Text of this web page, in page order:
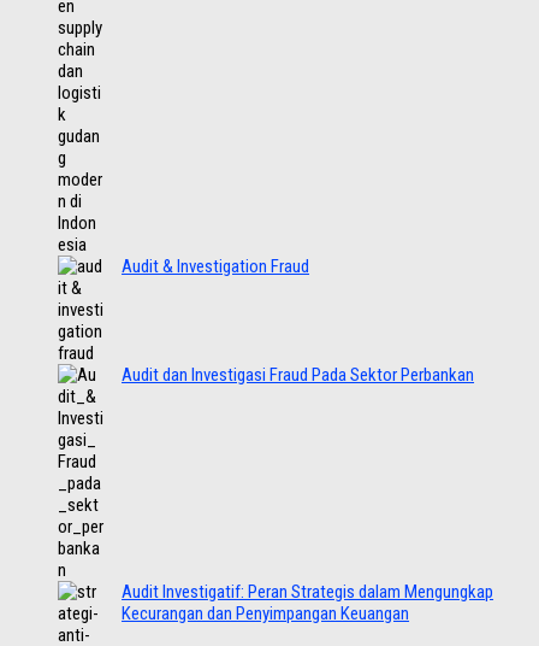
Audit & Investigation Fraud
Audit dan Investigasi Fraud Pada Sektor Perbankan
Audit Investigatif: Peran Strategis dalam Mengungkap
Kecurangan dan Penyimpangan Keuangan